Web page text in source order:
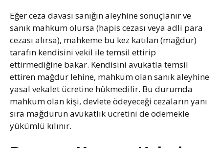
Eğer ceza davası sanığın aleyhine sonuçlanır ve
sanık mahkum olursa (hapis cezası veya adli para
cezası alırsa), mahkeme bu kez katılan (mağdur)
tarafın kendisini vekil ile temsil ettirip
ettirmediğine bakar. Kendisini avukatla temsil
ettiren mağdur lehine, mahkum olan sanık aleyhine
yasal vekalet ücretine hükmedilir. Bu durumda
mahkum olan kişi, devlete ödeyeceği cezaların yanı
sıra mağdurun avukatlık ücretini de ödemekle
yükümlü kılınır.